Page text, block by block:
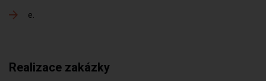
e
Realizace zakázky